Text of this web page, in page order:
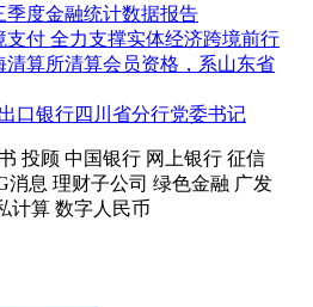
季度金融统计数据报告
付 全力支撑实体经济跨境前行
清算所清算会员资格，系山东省
口银行四川省分行党委书记
投顾 中国银行 网上银行 征信
消息 理财子公司 绿色金融 广发
计算 数字人民币